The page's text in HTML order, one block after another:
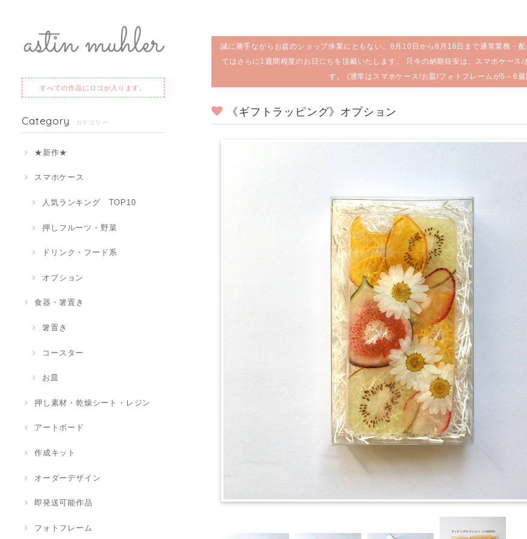
すべての作品にロゴが入ります。
Category カテゴリー
★新作★
スマホケース
人気ランキング TOP10
押しフルーツ・野菜
ドリンク・フード系
オプション
食器・箸置き
箸置き
コースター
お皿
押し素材・乾燥シート・レジン
アートボード
作成キット
オーダーデザイン
即発送可能作品
フォトフレーム
誠に勝手ながらお盆のショップ休業にともない、8月10日から8月16日まで通常業務・
てはさらに1週間程度のお日にちを頂戴いたします。 只今の納期目安は、スマホケー
す。 (通常はスマホケース/お皿/フォトフレームが5～6
《ギフトラッピング》オプション